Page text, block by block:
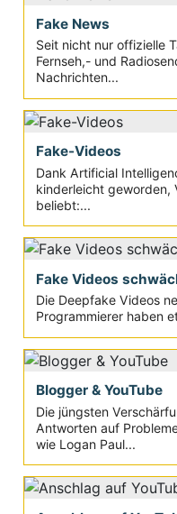
Fake News
Seit nicht nur offizielle
Fernseh,- und
Nachrichten...
Fake-Videos
Dank Artificial
kinderleicht geworden,
beliebt:...
Fake Videos
Die Deepfake Videos
Programmierer haben
Blogger & YouTube
Die jüngsten
Antworten auf
wie Logan Paul...